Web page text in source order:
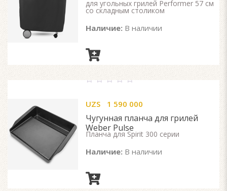
для угольных грилей Performer 57 см
со складным столиком
Наличие: В наличии
of
UZS 1 590 000
Чугунная планча для грилей
Weber Pulse
Планча для Spirit 300 серии
Наличие: В наличии